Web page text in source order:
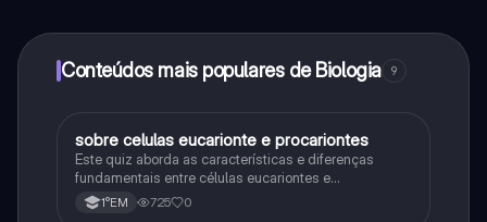
Conteúdos mais populares de Biologia 9
Biologia
sobre celulas eucarionte e procariontes
Este quiz aborda as características e diferenças
fundamentais entre células eucariontes e
procariontes.
1°EM 725 0